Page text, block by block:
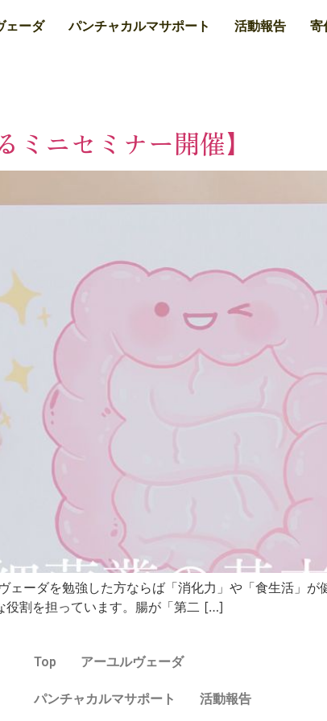
ェーダ パンチャカルマサポート 活動報告 寄
ミニセミナー開催】
ーダを勉強した方ならば「消化力」や「食生活」
役割を担っています。腸が「第二 […]
Top アーユルヴェーダ
パンチャカルマサポート 活動報告